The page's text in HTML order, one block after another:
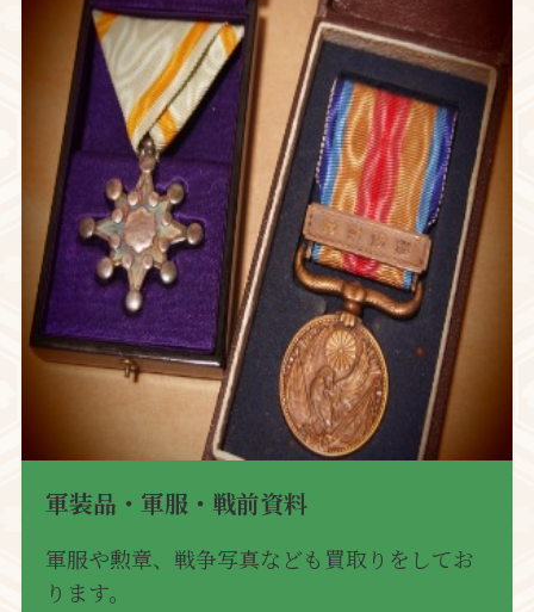
軍装品・軍服・戦前資料
軍服や勲章、戦争写真なども買取りをしてお
ります。